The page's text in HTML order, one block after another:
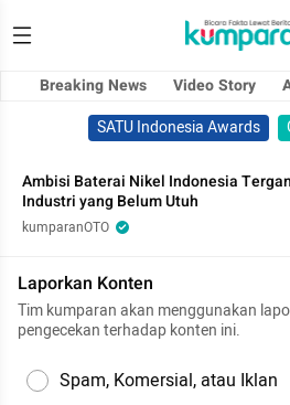
Breaking News Video Story
SATU Indonesia Awards
Ambisi Baterai Nikel Indonesia
Industri yang Belum Utuh
kumparanOTO
Laporkan Konten
Tim kumparan akan menggunakan
pengecekan terhadap konten ini.
Spam, Komersial, atau Iklan